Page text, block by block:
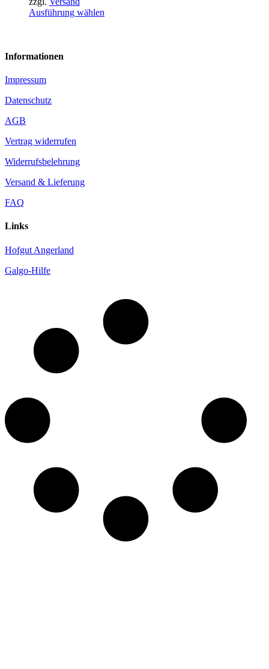
Ausführung wählen
Informationen
Impressum
Datenschutz
AGB
Vertrag widerrufen
Widerrufsbelehrung
Versand & Lieferung
FAQ
Links
Hofgut Angerland
Galgo-Hilfe